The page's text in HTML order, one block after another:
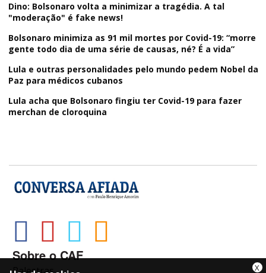
Dino: Bolsonaro volta a minimizar a tragédia. A tal
"moderação" é fake news!
Bolsonaro minimiza as 91 mil mortes por Covid-19: “morre
gente todo dia de uma série de causas, né? É a vida”
Lula e outras personalidades pelo mundo pedem Nobel da
Paz para médicos cubanos
Lula acha que Bolsonaro fingiu ter Covid-19 para fazer
merchan de cloroquina
Sobre o CAF
X